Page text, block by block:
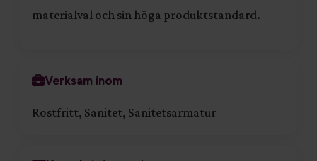
materialval och sin höga produktstandard.
Verksam inom
Rostfritt, Sanitet, Sanitetsarmatur